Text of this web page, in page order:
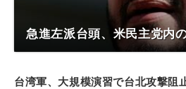
急進左派台頭、米民主党内
台湾軍、大規模演習で台北攻撃阻